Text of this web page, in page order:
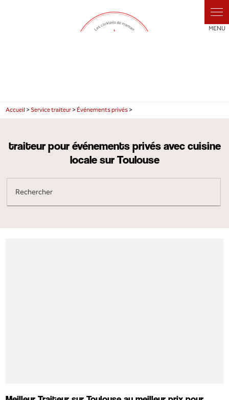
Accueil >Service traiteur>Événements privés>
traiteur pour événements privés avec cuisine
locale sur Toulouse
Rechercher